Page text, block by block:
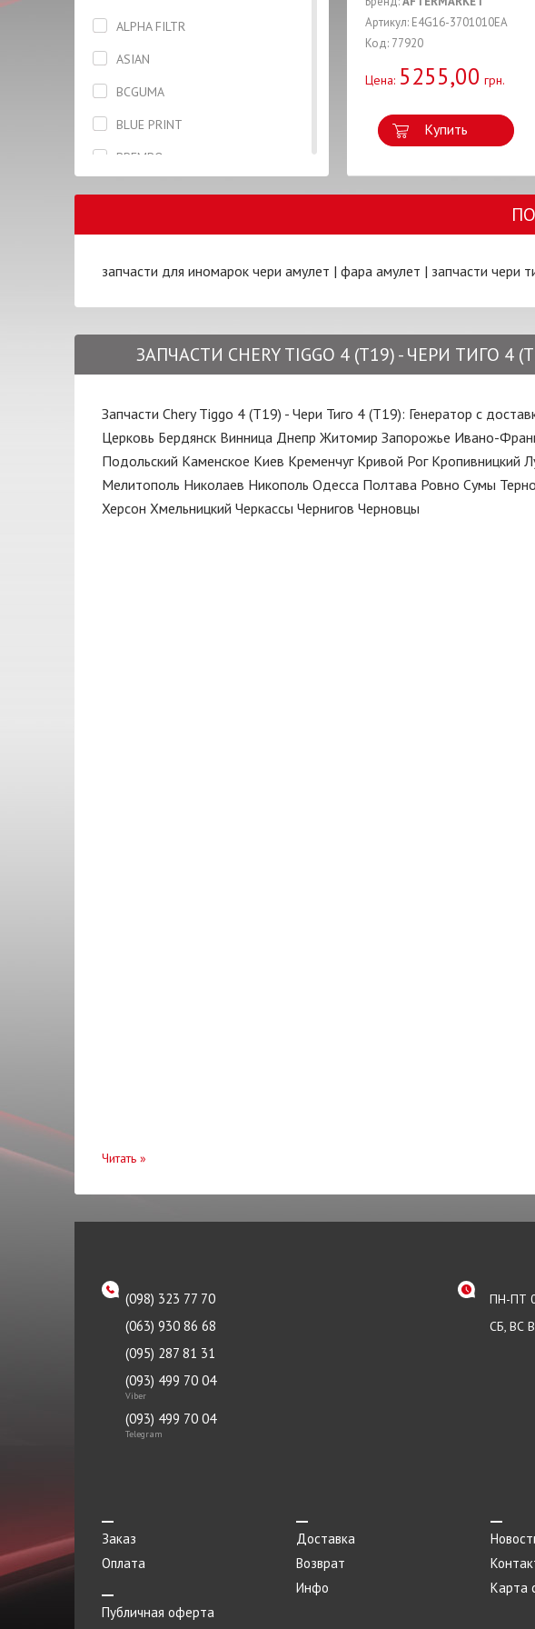
Втулка
Гайка
Генератор
Головка блока цилиндров
Датчик
Жидкость тормозная
Зеркало
Капот
Катушка
Клапан
Клапан вентиляции картера
Клапан вентиляции картерных
Отбойник
Панель
Патрубок
Переключатель
Петля капота левая
Подшипник передней ступицы
Помпа водяная
ALPHA FILTR
ASIAN
BCGUMA
BLUE PRINT
BREMBO
JAPANPARTS
MANDO
Nipparts
PROFIT
Артикул: E4G16-3701010EA
Код: 77920
Цена: 5255,00 грн.
Купить
запчасти для иномарок чери амулет | фара амулет | запчасти чери
ЗАПЧАСТИ CHERY TIGGO 4 (T19) - ЧЕРИ ТИГО 4
Запчасти Chery Tiggo 4 (T19) - Чери Тиго 4 (T19): Генератор с
Церковь Бердянск Винница Днепр Житомир Запорожье Ивано-
Подольский Каменское Киев Кременчуг Кривой Рог Кропивницкий
Мелитополь Николаев Никополь Одесса Полтава Ровно Сумы
Херсон Хмельницкий Черкассы Чернигов Черновцы
Читать »
(098) 323 77 70
(063) 930 86 68
(095) 287 81 31
(093) 499 70 04
Viber
(093) 499 70 04
Telegram
ПН-ПТ
СБ, ВС
Заказ
Оплата
Доставка
Возврат
Инфо
Карта
Публичная оферта